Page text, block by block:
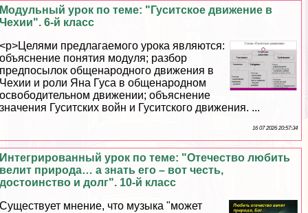
Модульный урок по теме: "Гуситское движение в
Чехии". 6-й класс
<p>Целями предлагаемого урока являются:
объяснение понятия модуля; разбор
предпосылок общенародного движения в
Чехии и роли Яна Гуса в общенародном
освободительном движении; объяснение
значения Гуситских войн и Гуситского движения. ...
16 07 2026 20:57:34
Интегрированный урок по теме: "Отечество любить
велит природа… а знать его – вот честь,
достоинство и долг". 10-й класс
Существует мнение, что музыка "может